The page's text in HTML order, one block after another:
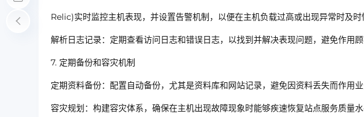
Relic)实时监控主机表现，并设置告警机制，以便在主机负载过高或出现异常时及时
解析日志记录：定期查看访问日志和错误日志，以找到并解决表现问题，避免作用顾
7. 定期备份和容灾机制
定期资料备份：配置自动备份，尤其是资料库和网站记录，避免因资料丢失而作用业
容灾规划：构建容灾体系，确保在主机出现故障现象时能够疾速恢复站点服务质量水